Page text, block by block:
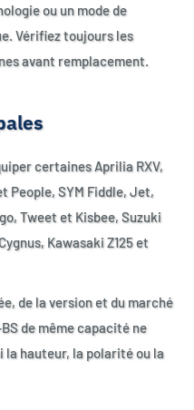
ou un mode de
Vérifiez toujours les
avant remplacement.
certaines Aprilia RXV,
People, SYM Fiddle, Jet,
Tweet et Kisbee, Suzuki
Kawasaki Z125 et
de la version et du marché
de même capacité ne
hauteur, la polarité ou la